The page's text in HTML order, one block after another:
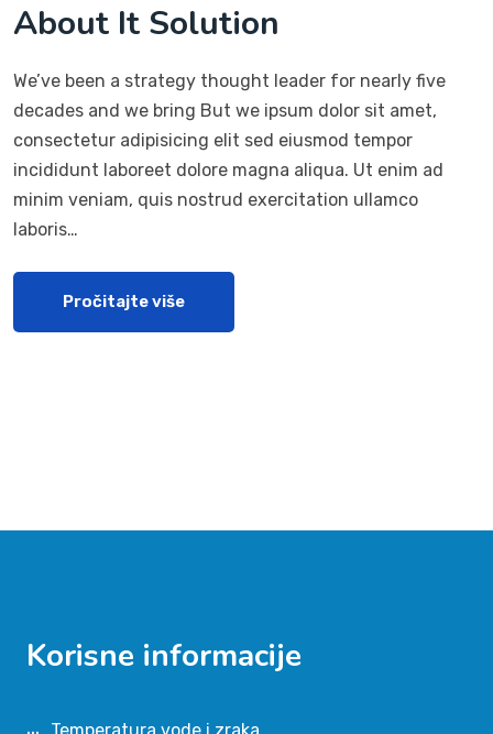
About It Solution
We’ve been a strategy thought leader for nearly five
decades and we bring But we ipsum dolor sit amet,
consectetur adipisicing elit sed eiusmod tempor
incididunt laboreet dolore magna aliqua. Ut enim ad
minim veniam, quis nostrud exercitation ullamco
laboris…
Pročitajte više
Korisne informacije